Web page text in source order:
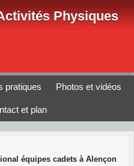
Physiques
pratiques Photos et vidéos
et plan
équipes cadets à Alençon